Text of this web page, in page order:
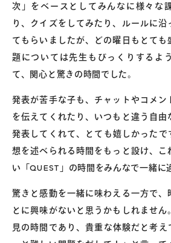
次」をベースとしてみんなに様々な
り、クイズをしてみたり、ルールに沿
てもらいましたが、どの曜日もとて
題については先生もびっくりするよ
て、関心と驚きの時間でした。
発表が苦手な子も、チャットやコメン
を伝えてくれたり、いつもと違う自由
発表してくれて、とても嬉しかったで
想を述べられる時間をもっと設け、こ
い「QUEST」の時間をみんなで一緒に
驚きと感動を一緒に味わえる一方で、
とに興味がないと思うかもしれませ
見の時間であり、貴重な体験だと考え